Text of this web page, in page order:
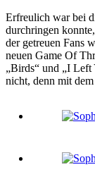
Erfreulich war bei
durchringen
der getreuen Fans
neuen Game Of
„Birds“ und „I Left
nicht, denn mit